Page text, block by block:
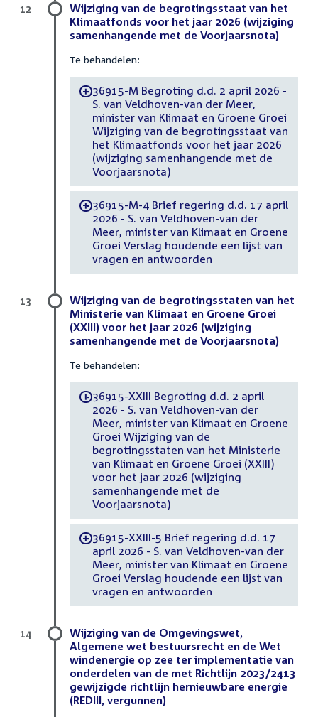
Wijziging van de begrotingsstaat van het
Klimaatfonds voor het jaar 2026 (wijziging
samenhangende met de Voorjaarsnota)
Te behandelen:
-36915-M Begroting d.d. 2 april 2026 -
S. van Veldhoven-van der Meer,
minister van Klimaat en Groene Groei
Wijziging van de begrotingsstaat van
het Klimaatfonds voor het jaar 2026
(wijziging samenhangende met de
Voorjaarsnota)
-36915-M-4 Brief regering d.d. 17 april
2026 - S. van Veldhoven-van der
Meer, minister van Klimaat en Groene
Groei Verslag houdende een lijst van
vragen en antwoorden
12
Wijziging van de begrotingsstaten van het
Ministerie van Klimaat en Groene Groei
(XXIII) voor het jaar 2026 (wijziging
samenhangende met de Voorjaarsnota)
Te behandelen:
-36915-XXIII Begroting d.d. 2 april
2026 - S. van Veldhoven-van der
Meer, minister van Klimaat en Groene
Groei Wijziging van de
begrotingsstaten van het Ministerie
van Klimaat en Groene Groei (XXIII)
voor het jaar 2026 (wijziging
samenhangende met de
Voorjaarsnota)
-36915-XXIII-5 Brief regering d.d. 17
april 2026 - S. van Veldhoven-van der
Meer, minister van Klimaat en Groene
Groei Verslag houdende een lijst van
vragen en antwoorden
13
Wijziging van de Omgevingswet,
Algemene wet bestuursrecht en de Wet
windenergie op zee ter implementatie van
onderdelen van de met Richtlijn 2023/2413
gewijzigde richtlijn hernieuwbare energie
(REDIII, vergunnen)
14